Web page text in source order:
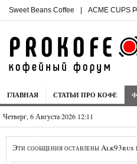
Sweet Beans Coffee | ACME CUPS
ГЛАВНАЯ СТАТЬИ ПРО КОФЕ
Четверг, 6 Августа 2026 12:11
Эти сообщения оставлены Alk93rus